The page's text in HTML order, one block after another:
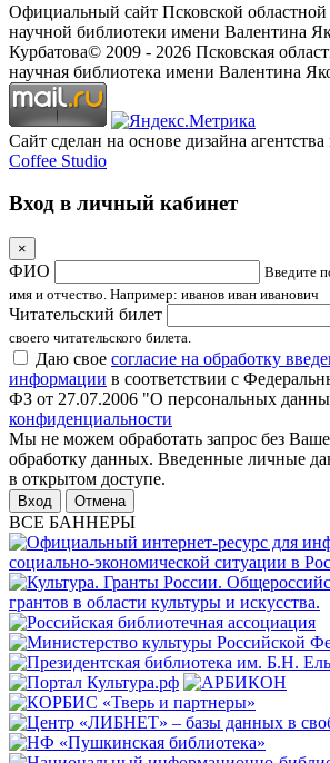
Официальный сайт Псковской областной
научной библиотеки имени Валентина
Курбатова© 2009 - 2026 Псковская
научная библиотека имени Валентина
Сайт сделан на основе дизайна
Coffee Studio
Вход в личный кабинет
×
ФИО
Введите
имя и отчество. Например: иванов иван иванович
Читательский билет
своего читательского билета.
Даю свое согласие на обработку
информации в соответствии с
ФЗ от 27.07.2006 "О персональных
конфиденциальности
Мы не можем обработать запрос без
обработку данных. Введенные личные
в открытом доступе.
Отмена
ВСЕ БАННЕРЫ